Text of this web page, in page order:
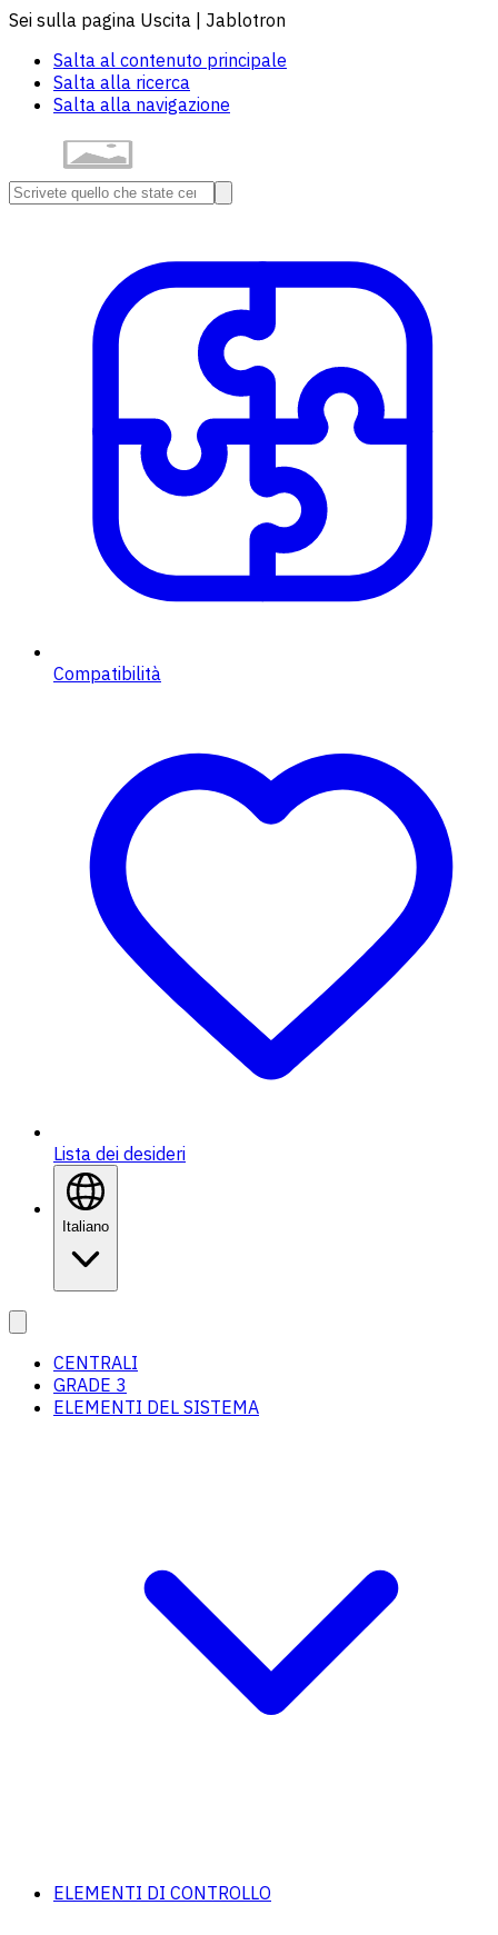
Sei sulla pagina Uscita | Jablotron
Salta al contenuto principale
Salta alla ricerca
Salta alla navigazione
Compatibilità
Lista dei desideri
Italiano
CENTRALI
GRADE 3
ELEMENTI DEL SISTEMA
ELEMENTI DI CONTROLLO